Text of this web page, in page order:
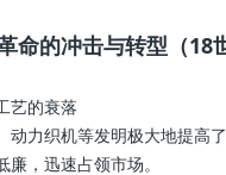
命的冲击与转型（18
艺的衰落
动力织机等发明极大地提高
廉，迅速占领市场。